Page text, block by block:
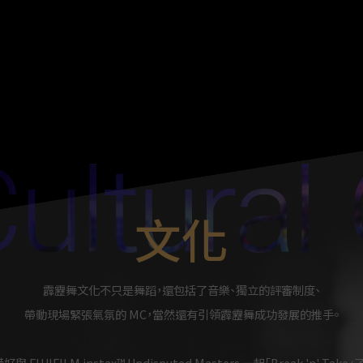
文化
霹靂舞文化不只是舞蹈，還包括了音樂、獨立的評審制度、
帶動現場緊張氣氛的 MC，當然還有引領霹靂舞成功發展的推手。